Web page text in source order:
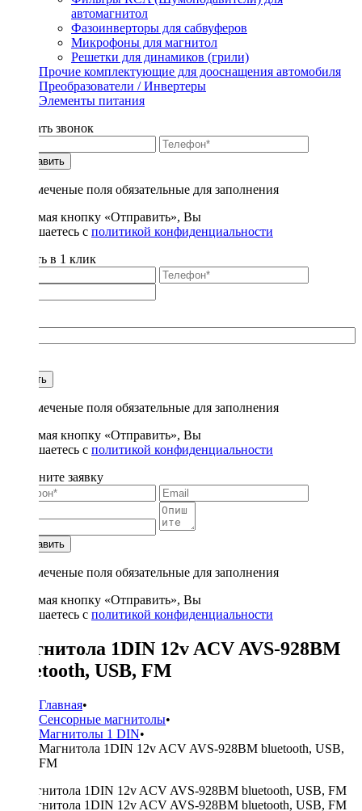
автомагнитол
Фазоинверторы для сабвуферов
Микрофоны для магнитол
Решетки для динамиков (грили)
Прочие комплектующие для дооснащения автомобиля
Преобразователи / Инвертеры
Элементы питания
Заказать звонок
Отправить
* - отмеченые поля обязательные для заполнения
Нажимая кнопку «Отправить», Вы
соглашаетесь с политикой конфиденциальности
Купить в 1 клик
Купить
* - отмеченые поля обязательные для заполнения
Нажимая кнопку «Отправить», Вы
соглашаетесь с политикой конфиденциальности
Заполните заявку
Отправить
* - отмеченые поля обязательные для заполнения
Нажимая кнопку «Отправить», Вы
соглашаетесь с политикой конфиденциальности
Магнитола 1DIN 12v ACV AVS-928BM
bluetooth, USB, FM
Главная•
Сенсорные магнитолы•
Магнитолы 1 DIN•
Магнитола 1DIN 12v ACV AVS-928BM bluetooth, USB,
FM